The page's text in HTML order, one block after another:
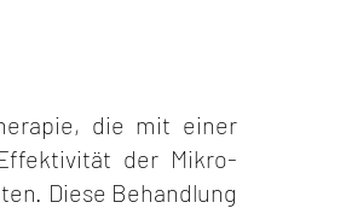
die mit einer
der Mikro-
Diese Behandlung